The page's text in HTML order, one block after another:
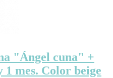
"Ángel cuna" +
mes. Color beige